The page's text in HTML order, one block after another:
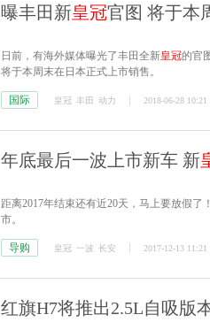
曝丰田新皇冠官图 将于本
日前，有海外媒体曝光了丰田全新皇冠的官
将于本周末在日本正式上市销售。
国际 皇冠 丰田 动力 2018-06-28 10:21
年底最后一波上市新车 新
距离2017年结束还有近20天，马上要放假
市。
导购 皇冠 一波 长安 2017-12-13 11:21
红旗H7将推出2.5L自吸版